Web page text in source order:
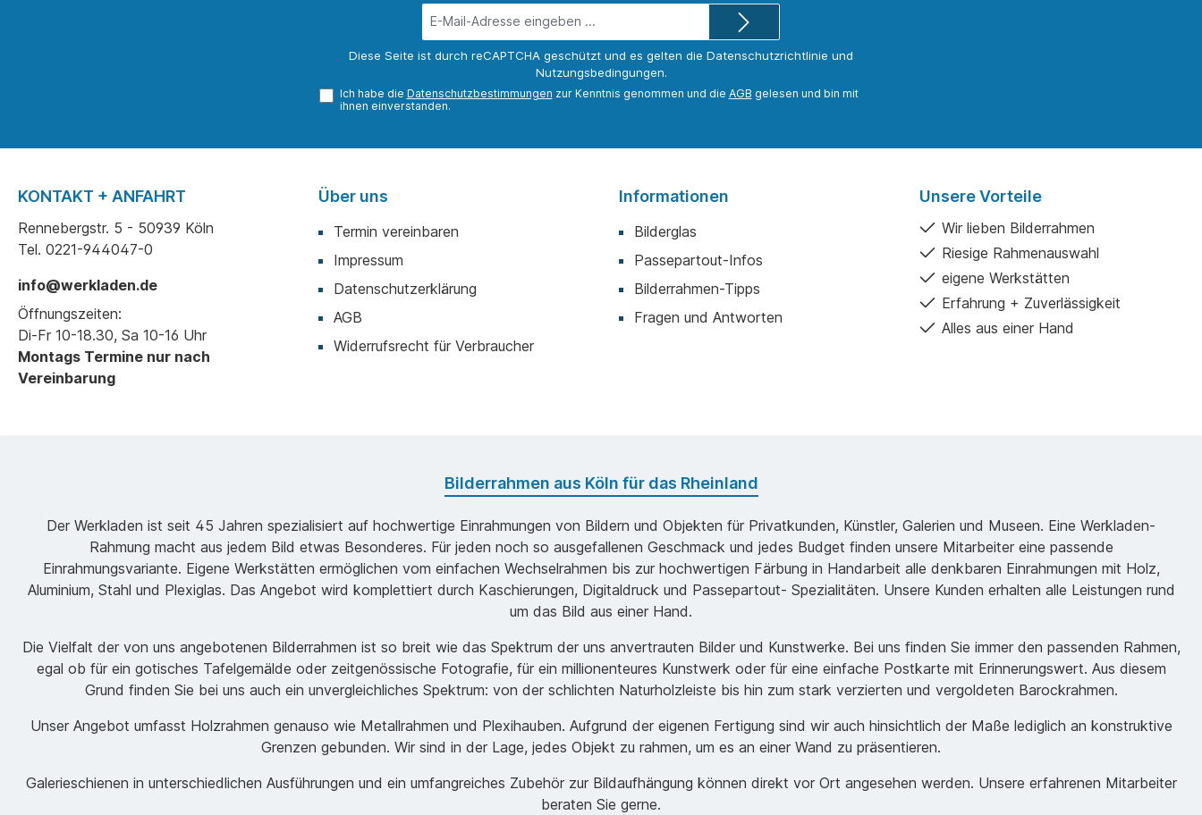
Mail-
Adresse*
Diese Seite ist durch reCAPTCHA geschützt und es gelten die Datenschutzrichtlinie und
Nutzungsbedingungen.
Ich habe die Datenschutzbestimmungen zur Kenntnis genommen und die AGB gelesen und bin mit
ihnen einverstanden.
KONTAKT + ANFAHRT
Rennebergstr. 5 - 50939 Köln
Tel. 0221-944047-0
info@werkladen.de
Öffnungszeiten:
Di-Fr 10-18.30, Sa 10-16 Uhr
Montags Termine nur nach
Vereinbarung
Über uns
Termin vereinbaren
Impressum
Datenschutzerklärung
AGB
Widerrufsrecht für Verbraucher
Informationen
Bilderglas
Passepartout-Infos
Bilderrahmen-Tipps
Fragen und Antworten
Unsere Vorteile
Wir lieben Bilderrahmen
Riesige Rahmenauswahl
eigene Werkstätten
Erfahrung + Zuverlässigkeit
Alles aus einer Hand
Bilderrahmen aus Köln für das Rheinland
Der Werkladen ist seit 45 Jahren spezialisiert auf hochwertige Einrahmungen von Bildern und Objekten für Privatkunden, Künstler, Galerien und Museen. Eine Werkladen-
Rahmung macht aus jedem Bild etwas Besonderes. Für jeden noch so ausgefallenen Geschmack und jedes Budget finden unsere Mitarbeiter eine passende
Einrahmungsvariante. Eigene Werkstätten ermöglichen vom einfachen Wechselrahmen bis zur hochwertigen Färbung in Handarbeit alle denkbaren Einrahmungen mit Holz,
Aluminium, Stahl und Plexiglas. Das Angebot wird komplettiert durch Kaschierungen, Digitaldruck und Passepartout- Spezialitäten. Unsere Kunden erhalten alle Leistungen rund
um das Bild aus einer Hand.
Die Vielfalt der von uns angebotenen Bilderrahmen ist so breit wie das Spektrum der uns anvertrauten Bilder und Kunstwerke. Bei uns finden Sie immer den passenden Rahmen,
egal ob für ein gotisches Tafelgemälde oder zeitgenössische Fotografie, für ein millionenteures Kunstwerk oder für eine einfache Postkarte mit Erinnerungswert. Aus diesem
Grund finden Sie bei uns auch ein unvergleichliches Spektrum: von der schlichten Naturholzleiste bis hin zum stark verzierten und vergoldeten Barockrahmen.
Unser Angebot umfasst Holzrahmen genauso wie Metallrahmen und Plexihauben. Aufgrund der eigenen Fertigung sind wir auch hinsichtlich der Maße lediglich an konstruktive
Grenzen gebunden. Wir sind in der Lage, jedes Objekt zu rahmen, um es an einer Wand zu präsentieren.
Galerieschienen in unterschiedlichen Ausführungen und ein umfangreiches Zubehör zur Bildaufhängung können direkt vor Ort angesehen werden. Unsere erfahrenen Mitarbeiter
beraten Sie gerne.